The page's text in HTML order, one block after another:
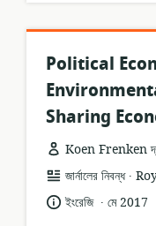
Political
Sharing
Koen Frenken
তথ্যসম্পদের
ফর্ম্যাট:
জার্নালের নিবন্ধ .
প্রকাশক:
ভাষা:ইংরেজি .
প্রকাশনারমে 2017